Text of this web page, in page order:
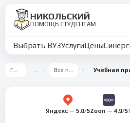
НИКОЛЬСКИЙ
ПОМОЩЬ СТУДЕНТАМ
Выбрать ВУЗУслугиЦены
Главная … Все предметы
Яндекс — 5.0/5Zoon — 4.9/5